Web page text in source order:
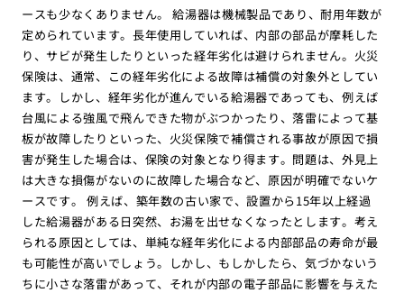
ースも少なくありません。 給湯器は機械製品であり、耐用年数が
定められています。長年使用していれば、内部の部品が摩耗した
り、サビが発生したりといった経年劣化は避けられません。火災
保険は、通常、この経年劣化による故障は補償の対象外としてい
ます。しかし、経年劣化が進んでいる給湯器であっても、例えば
台風による強風で飛んできた物がぶつかったり、落雷によって基
板が故障したりといった、火災保険で補償される事故が原因で損
害が発生した場合は、保険の対象となり得ます。問題は、外見上
は大きな損傷がないのに故障した場合など、原因が明確でないケ
ースです。 例えば、築年数の古い家で、設置から15年以上経過
した給湯器がある日突然、お湯を出せなくなったとします。考え
られる原因としては、単純な経年劣化による内部部品の寿命が最
も可能性が高いでしょう。しかし、もしかしたら、気づかないう
ちに小さな落雷があって、それが内部の電子部品に影響を与えた